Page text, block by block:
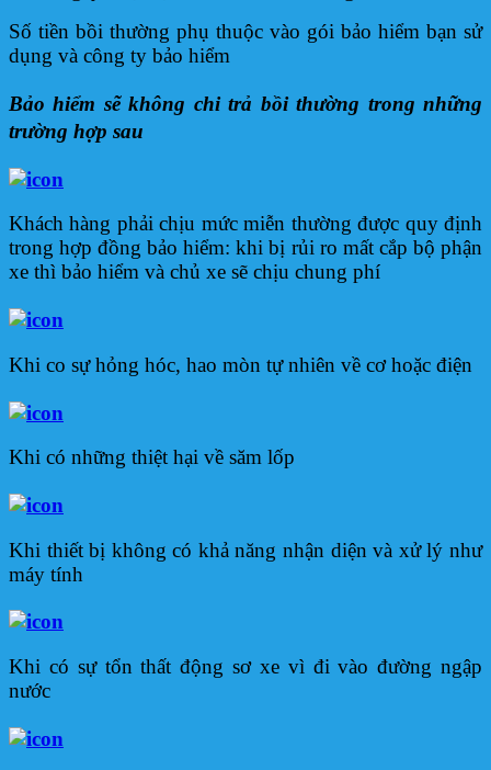
Số tiền bồi thường phụ thuộc vào gói bảo hiểm bạn sử
dụng và công ty bảo hiểm
Bảo hiểm sẽ không chi trả bồi thường trong những
trường hợp sau
Khách hàng phải chịu mức miễn thường được quy định
trong hợp đồng bảo hiểm: khi bị rủi ro mất cắp bộ phận
xe thì bảo hiểm và chủ xe sẽ chịu chung phí
Khi co sự hỏng hóc, hao mòn tự nhiên về cơ hoặc điện
Khi có những thiệt hại về săm lốp
Khi thiết bị không có khả năng nhận diện và xử lý như
máy tính
Khi có sự tổn thất động sơ xe vì đi vào đường ngập
nước